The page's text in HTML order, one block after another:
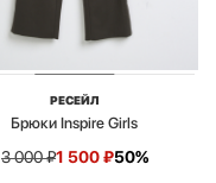
РЕСЕЙЛ
Брюки Inspire Girls
3 000₽1 500₽50%